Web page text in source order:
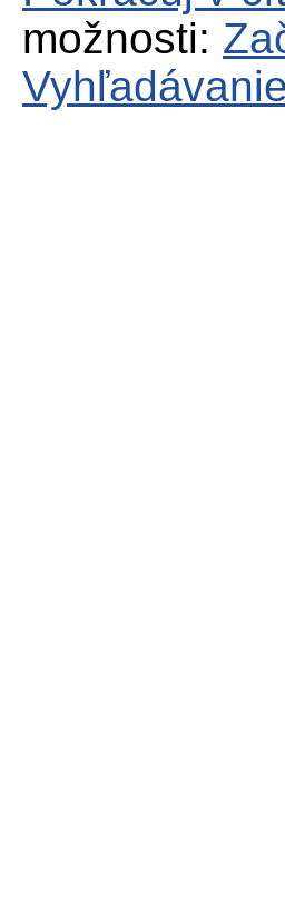
možnosti:
Vyhľadávanie